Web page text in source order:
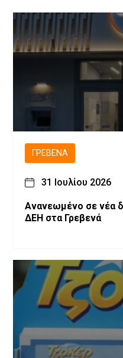
ΓΡΕΒΕΝΆ
31 Ιουλίου 2026
Ανανεωμένο σε νέα
ΔΕΗ στα Γρεβενά